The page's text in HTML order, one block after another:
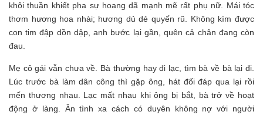
khôi thuần khiết pha sự hoang dã mạnh mẽ rất phụ nữ. Mái tóc
thơm hương hoa nhài; hương dủ dẻ quyến rũ. Không kìm được
con tim đập dồn dập, anh bước lại gần, quên cả chân đang còn
đau.
Mẹ cô gái vẫn chưa về. Bà thường hay đi lạc, tìm bà về bà lại đi.
Lúc trước bà làm dân công thì gặp ông, hát đối đáp qua lại rồi
mến thương nhau. Lạc mất nhau khi ông bị bắt, bà trở về hoạt
động ở làng. Ân tình xa cách có duyên không nợ với người